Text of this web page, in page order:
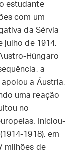
estudante
com um
da Sérvia
julho de 1914,
Húngaro
a
apoiou a Áustria,
uma reação
no
Iniciou-
1918), em
milhões de